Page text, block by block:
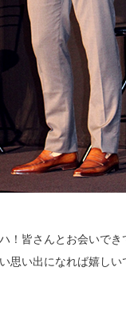
！皆さんとお会いで
思い出になれば嬉しい